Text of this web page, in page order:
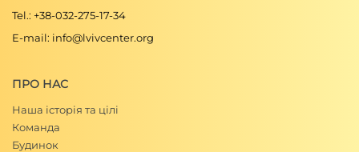
Tel.: +38-032-275-17-34
E-mail: info@lvivcenter.org
ПРО НАС
Наша історія та цілі
Команда
Будинок